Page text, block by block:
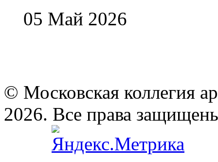
05 Май 2026
© Московская коллегия
2026. Все права